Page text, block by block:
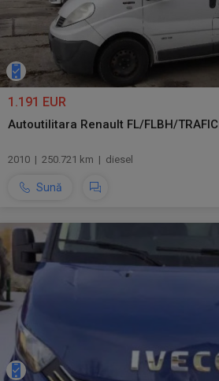
1.191 EUR
Autoutilitara Renault FL/FLBH/TRAFIC
2010 | 250.721 km | diesel
Sună